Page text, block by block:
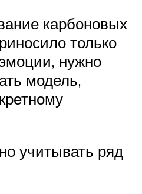
карбоновых
только
нужно
модель,
учитывать ряд